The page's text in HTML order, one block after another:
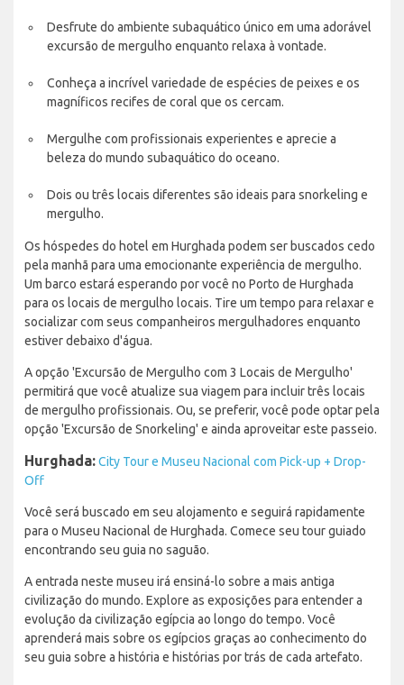
Desfrute do ambiente subaquático único em uma adorável
excursão de mergulho enquanto relaxa à vontade.
Conheça a incrível variedade de espécies de peixes e os
magníficos recifes de coral que os cercam.
Mergulhe com profissionais experientes e aprecie a
beleza do mundo subaquático do oceano.
Dois ou três locais diferentes são ideais para snorkeling e
mergulho.
Os hóspedes do hotel em Hurghada podem ser buscados cedo
pela manhã para uma emocionante experiência de mergulho.
Um barco estará esperando por você no Porto de Hurghada
para os locais de mergulho locais. Tire um tempo para relaxar e
socializar com seus companheiros mergulhadores enquanto
estiver debaixo d'água.
A opção 'Excursão de Mergulho com 3 Locais de Mergulho'
permitirá que você atualize sua viagem para incluir três locais
de mergulho profissionais. Ou, se preferir, você pode optar pela
opção 'Excursão de Snorkeling' e ainda aproveitar este passeio.
Hurghada:City Tour e Museu Nacional com Pick-up + Drop-
Off
Você será buscado em seu alojamento e seguirá rapidamente
para o Museu Nacional de Hurghada. Comece seu tour guiado
encontrando seu guia no saguão.
A entrada neste museu irá ensiná-lo sobre a mais antiga
civilização do mundo. Explore as exposições para entender a
evolução da civilização egípcia ao longo do tempo. Você
aprenderá mais sobre os egípcios graças ao conhecimento do
seu guia sobre a história e histórias por trás de cada artefato.